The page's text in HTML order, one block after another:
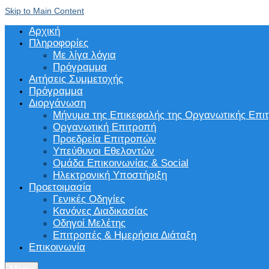
Skip to Main Content
Αρχική
Πληροφορίες
Με λίγα λόγια
Πρόγραμμα
Αιτήσεις Συμμετοχής
Πρόγραμμα
Διοργάνωση
Μήνυμα της Επικεφαλής της Οργανωτικής
Οργανωτική Επιτροπή
Προεδρεία Επιτροπών
Υπεύθυνοι Εθελοντών
Ομάδα Επικοινωνίας & Social
Ηλεκτρονική Υποστήριξη
Προετοιμασία
Γενικές Οδηγίες
Κανόνες Διαδικασίας
Οδηγοί Μελέτης
Επιτροπές & Ημερήσια Διάταξη
Επικοινωνία